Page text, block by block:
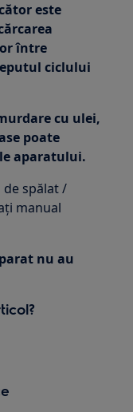
este
între
ciclului
cu ulei,
poate
aparatului.
de spălat /
manual
nu au